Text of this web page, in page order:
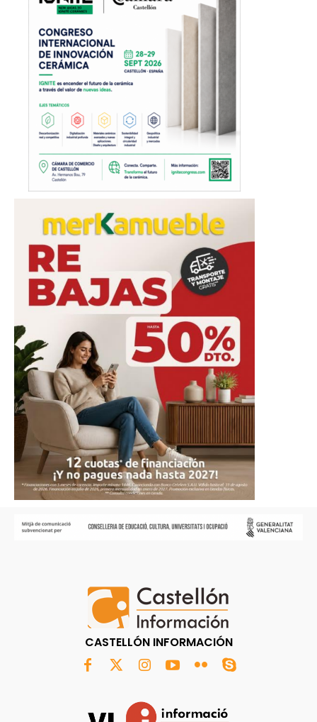
CASTELLÓN INFORMACIÓN